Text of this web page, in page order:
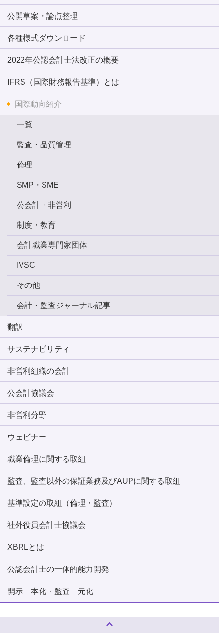
公開草案・論点整理
各種様式ダウンロード
2022年公認会計士法改正の概要
IFRS（国際財務報告基準）とは
国際動向紹介
一覧
監査・品質管理
倫理
SMP・SME
公会計・非営利
制度・教育
会計職業専門家団体
IVSC
その他
会計・監査ジャーナル記事
翻訳
サステナビリティ
非営利組織の会計
公会計協議会
非営利分野
ウェビナー
職業倫理に関する取組
監査、監査以外の保証業務及びAUPに関する取組
基準設定の取組（倫理・監査）
社外役員会計士協議会
XBRLとは
公認会計士の一体的能力開発
開示一本化・監査一元化